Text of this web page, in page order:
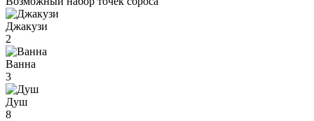
Джакузи
2
Ванна
3
Душ
8